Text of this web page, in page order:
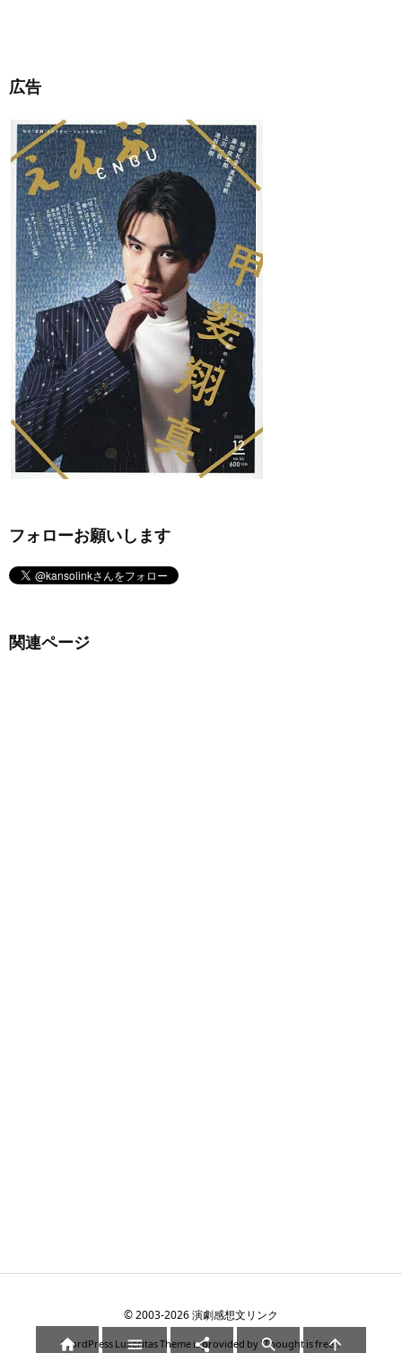
広告
フォローお願いします
関連ページ
©2003-2026演劇感想文リンク
WordPress Luxeritas Theme is provided by "Thought is free".
    